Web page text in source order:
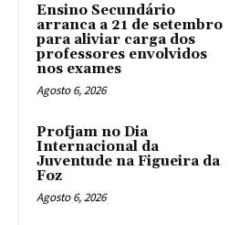
Ensino Secundário
arranca a 21 de setembro
para aliviar carga dos
professores envolvidos
nos exames
Agosto 6, 2026
Profjam no Dia
Internacional da
Juventude na Figueira da
Foz
Agosto 6, 2026